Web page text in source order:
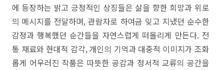
에 등장하는 밝고 긍정적인 상징들은 삶을 향한 희망과 위로
의 메시지를 전달하며, 관람자로 하여금 잊고 지냈던 순수한
감정과 행복했던 순간들을 자연스럽게 떠올리게 만든다. 전
통 재료와 현대적 감각, 개인의 기억과 대중적 이미지가 조화
롭게 어우러진 작품은 따뜻한 공감과 정서적 교류의 공간을